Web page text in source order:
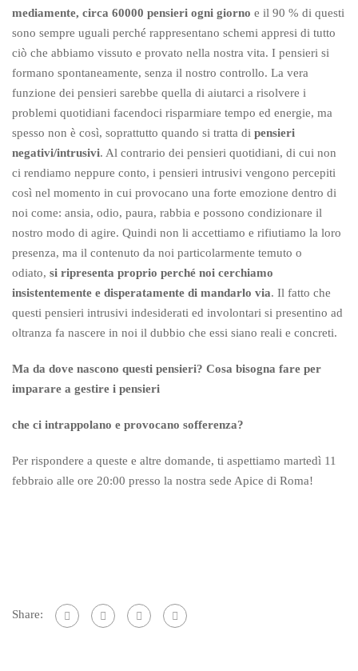
mediamente, circa 60000 pensieri ogni giorno e il 90 % di questi
sono sempre uguali perché rappresentano schemi appresi di tutto
ciò che abbiamo vissuto e provato nella nostra vita. I pensieri si
formano spontaneamente, senza il nostro controllo. La vera
funzione dei pensieri sarebbe quella di aiutarci a risolvere i
problemi quotidiani facendoci risparmiare tempo ed energie, ma
spesso non è così, soprattutto quando si tratta di pensieri
negativi/intrusivi. Al contrario dei pensieri quotidiani, di cui non
ci rendiamo neppure conto, i pensieri intrusivi vengono percepiti
così nel momento in cui provocano una forte emozione dentro di
noi come: ansia, odio, paura, rabbia e possono condizionare il
nostro modo di agire. Quindi non li accettiamo e rifiutiamo la loro
presenza, ma il contenuto da noi particolarmente temuto o
odiato, si ripresenta proprio perché noi cerchiamo
insistentemente e disperatamente di mandarlo via. Il fatto che
questi pensieri intrusivi indesiderati ed involontari si presentino ad
oltranza fa nascere in noi il dubbio che essi siano reali e concreti.
Ma da dove nascono questi pensieri? Cosa bisogna fare per
imparare a gestire i pensieri
che ci intrappolano e provocano sofferenza?
Per rispondere a queste e altre domande, ti aspettiamo martedì 11
febbraio alle ore 20:00 presso la nostra sede Apice di Roma!
Share: